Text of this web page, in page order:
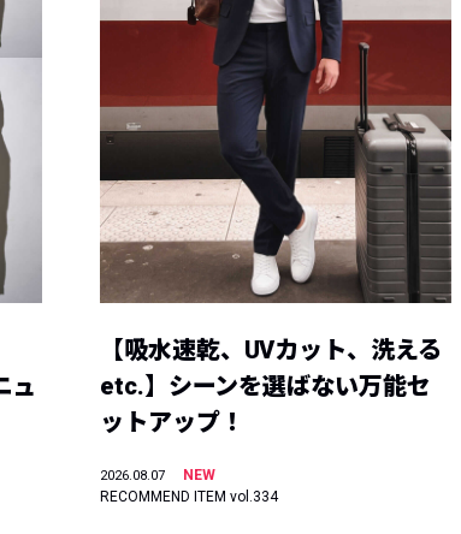
ュ
【吸水速乾、UVカット、洗える
etc.】シーンを選ばない万能セ
ットアップ！
2026.08.07
NEW
RECOMMEND ITEM vol.334